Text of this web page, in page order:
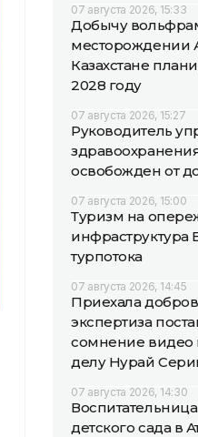
07 августа 2026, 15:33
Добычу
месторождении
Казахстане
2028 году
07 августа 2026, 15:27
Руководитель
освобожден от
07 августа 2026, 15:00
Туризм на
инфраструктура
турпотока
07 августа 2026, 14:45
Приехала
экспертиза
сомнение видео
делу Нурай
07 августа 2026, 14:30
детского сада в